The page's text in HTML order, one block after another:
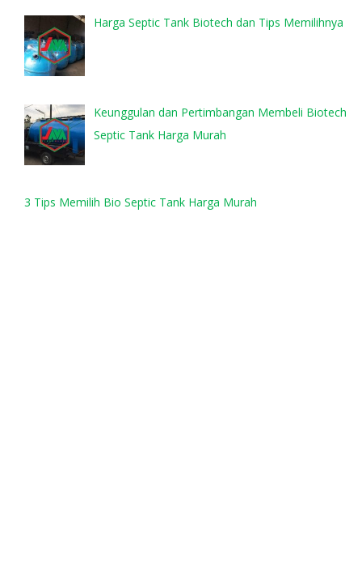
Harga Septic Tank Biotech dan Tips Memilihnya
Keunggulan dan Pertimbangan Membeli Biotech
Septic Tank Harga Murah
3 Tips Memilih Bio Septic Tank Harga Murah